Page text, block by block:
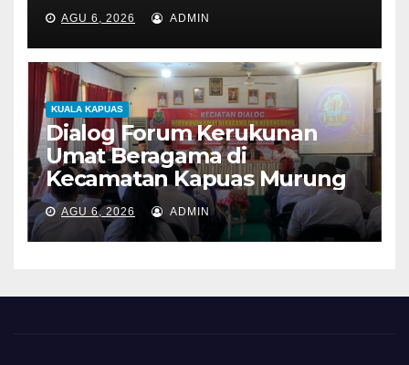
AGU 6, 2026 ADMIN
KUALA KAPUAS
Dialog Forum Kerukunan
Umat Beragama di
Kecamatan Kapuas Murung
AGU 6, 2026 ADMIN